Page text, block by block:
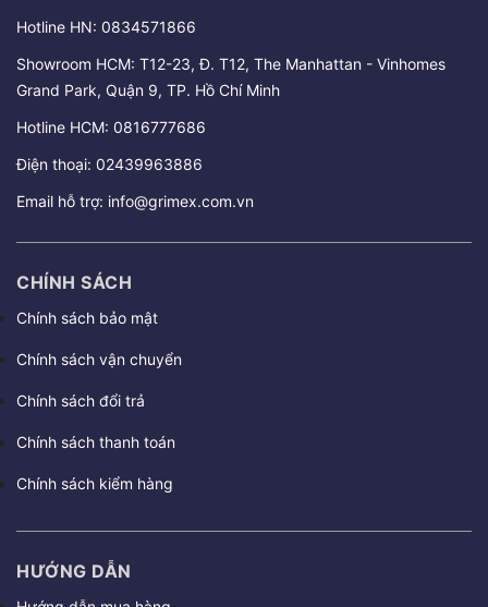
Hotline HN: 0834571866
Showroom HCM: T12-23, Đ. T12, The Manhattan - Vinhomes
Grand Park, Quận 9, TP. Hồ Chí Minh
Hotline HCM: 0816777686
Điện thoại: 02439963886
Email hỗ trợ: info@grimex.com.vn
CHÍNH SÁCH
Chính sách bảo mật
Chính sách vận chuyển
Chính sách đổi trả
Chính sách thanh toán
Chính sách kiểm hàng
HƯỚNG DẪN